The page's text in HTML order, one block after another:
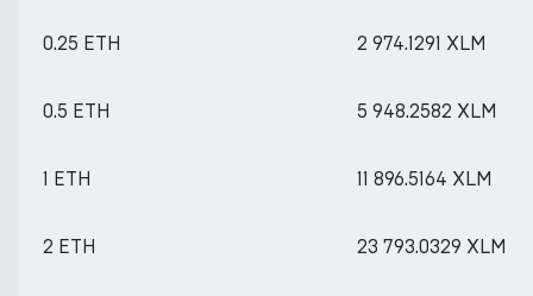
0.25 ETH 2 974.1291 XLM
0.5 ETH 5 948.2582 XLM
1 ETH 11 896.5164 XLM
2 ETH 23 793.0329 XLM